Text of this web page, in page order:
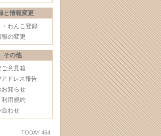
と情報変更
・わんこ登録
の変更
その他
意見箱
ドレス報告
お知らせ
用規約
合わせ
TODAY 464